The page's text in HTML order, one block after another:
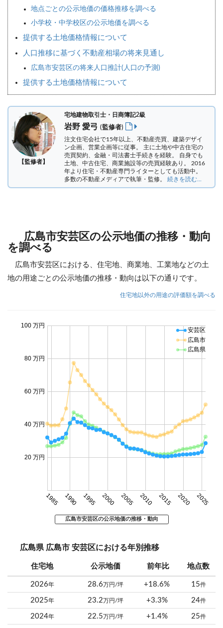
地点ごとの公示地価の価格推移を調べる
小学校・中学校区の公示地価を調べる
提供する土地価格情報について
人口推移に基づく不動産相場の将来見通し
広島市安芸区の将来人口推計(人口の予測)
提供する土地価格情報について
【監修者】
宅地建物取引士・日商簿記2級
岩野 愛弓 (監修者)
注文住宅会社で15年以上、不動産売買、建築デザイ
ン企画、営業企画等に従事。 主に土地や中古住宅の
売買契約、金融・司法書士手続きを経験。 自身でも
土地、中古住宅、商業施設等の売買経験あり。 2016
年より住宅・不動産専門ライターとしても活動中。
多数の不動産メディアで執筆・監修。 続きを読む...
広島市安芸区の公示地価の推移・動向
を調べる
広島市安芸区における、住宅地、商業地、工業地などの土
地の用途ごとの公示地価の推移・動向は以下の通りです。
住宅地以外の用途の評価額を調べる
1985 1990 1995 2000 2005 2010 2015 2020 2025
20 万円
40 万円
60 万円
80 万円
100 万円
安芸区
広島市
広島県
広島市安芸区の公示地価の推移・動向
広島県 広島市 安芸区における年別推移
住宅地 公示地価 前年比 地点数
2026年 28.6 万円/坪 +18.6% 15件
2025年 23.2 万円/坪 +3.3% 24件
2024年 22.5 万円/坪 +1.4% 25件